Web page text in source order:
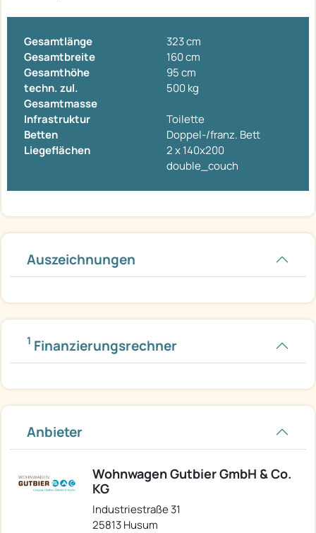
Gesamtlänge
323 cm
Gesamtbreite
160 cm
Gesamthöhe
95 cm
techn. zul.
Gesamtmasse
500 kg
Infrastruktur
Toilette
Betten
Doppel-/franz. Bett
Liegeflächen
2 x 140x200
double_couch
Auszeichnungen
1 Finanzierungsrechner
Anbieter
Wohnwagen Gutbier GmbH & Co.
KG
Industriestraße 31
25813 Husum